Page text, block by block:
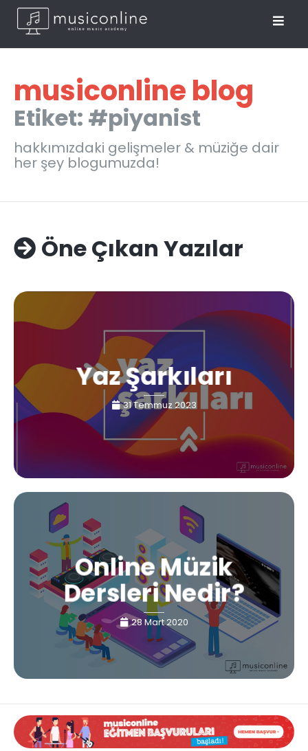
musiconline blog
Etiket: #piyanist
hakkımızdaki gelişmeler & müziğe dair
her şey blogumuzda!
Öne Çıkan Yazılar
Yaz Şarkıları
31 Temmuz 2023
Online Müzik
Dersleri Nedir?
28 Mart 2020